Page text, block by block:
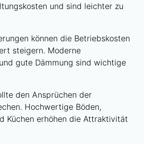
und sind leichter zu
können die Betriebskosten
steigern. Moderne
gute Dämmung sind wichtige
den Ansprüchen der
Hochwertige Böden,
Küchen erhöhen die Attraktivität